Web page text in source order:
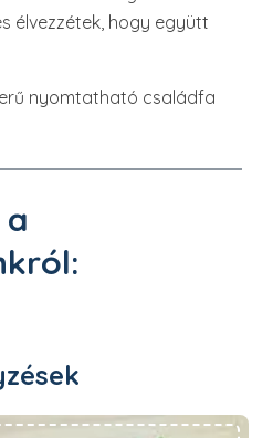
élvezzétek, hogy együtt
nyomtatható családfa